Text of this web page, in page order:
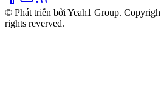
© Phát triển bởi Yeah1 Group.
rights reverved.